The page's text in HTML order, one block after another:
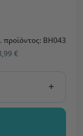
προϊόντος: BH043
€
+